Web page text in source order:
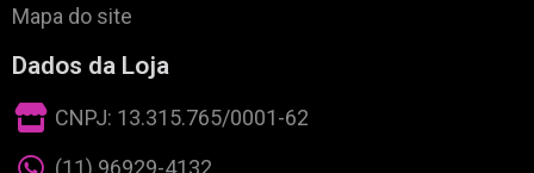
Mapa do site
Dados da Loja
CNPJ: 13.315.765/0001-62
(11) 96929-4132